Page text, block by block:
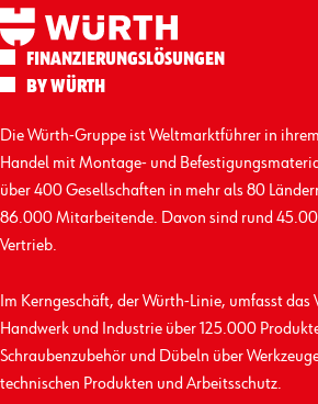
FINANZIERUNGS­LÖSUNGEN
BY WÜRTH
Die Würth-Gruppe ist Weltmarktführer in
Handel mit Montage- und
über 400 Gesellschaften in mehr als 80
86.000 Mitarbeitende. Davon sind rund
Vertrieb.
Im Kerngeschäft, der Würth-Linie, umfasst
Handwerk und Industrie über 125.000
Schrauben­zubehör und Dübeln über
technischen Produkten und Arbeits­schutz.